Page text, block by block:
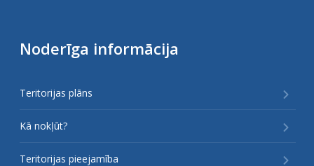
Noderīga informācija
Teritorijas plāns
Kā nokļūt?
Teritorijas pieejamība